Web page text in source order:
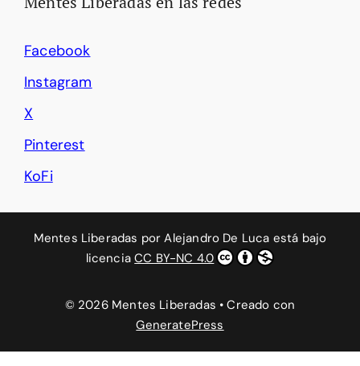
Facebook
Instagram
X
Pinterest
KoFi
Mentes Liberadas porAlejandro De Luca está bajo
licenciaCC BY-NC 4.0
© 2026 Mentes Liberadas • Creado con
GeneratePress